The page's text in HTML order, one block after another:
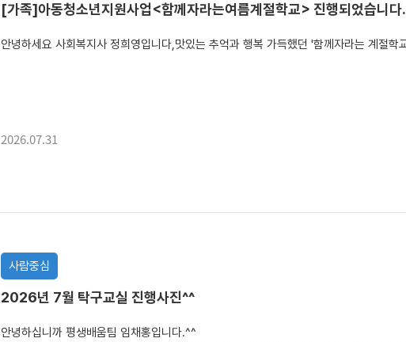
[가족]아동청소년지원사업<함께자라는여름계절학교> 진행되었습니다.
2026.07.31
사람중심
2026년 7월 탁구교실 진행사진^^
안녕하십니까 평생배움팀 임채홍입니다.^^